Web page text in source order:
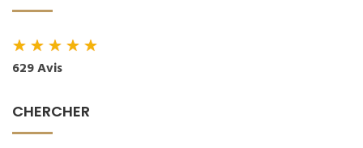
★★★★★
629 Avis
CHERCHER